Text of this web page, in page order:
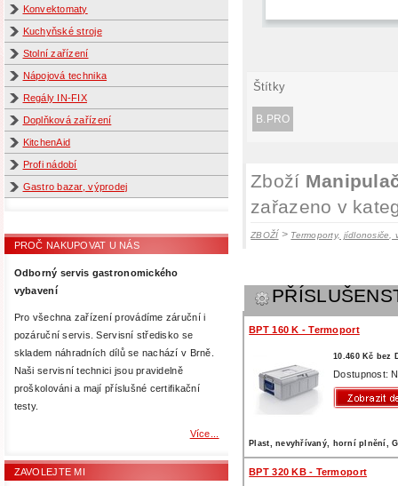
Konvektomaty
Kuchyňské stroje
Stolní zařízení
Nápojová technika
Regály IN-FIX
Doplňková zařízení
KitchenAid
Profi nádobí
Gastro bazar, výprodej
PROČ NAKUPOVAT U NÁS
Odborný servis gastronomického
vybavení
Pro všechna zařízení provádíme záruční i
pozáruční servis. Servisní středisko se
skladem náhradních dílů se nachází v Brně.
Naši servisní technici jsou pravidelně
proškolováni a mají příslušné certifikační
testy.
Více...
ZAVOLEJTE MI
Štítky
B.PRO
Zboží
zařazeno v
ZBOŽÍ > Termoporty, jídlonosiče,
BPT 160 K - Termoport
10.460 Kč bez
Dostupnost:
Plast, nevyhřívaný, horní plnění,
BPT 320 KB - Termoport